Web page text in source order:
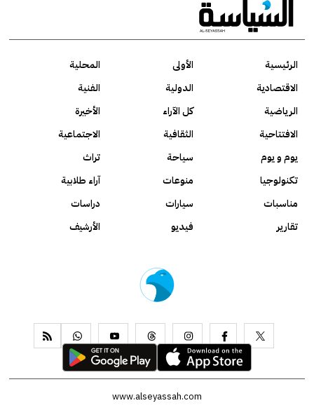
الرئيسية الأولى
المحلية
الاقتصادية
الدولية
الفنية
الرياضية
كل الآراء
الأخيرة
الافتتاحية
الثقافية
الاجتماعية
يوم و يوم
سياحة
تراث
تكنولوجيا
منوعات
آراء طلابية
مناسبات
سيارات
دراسات
تقارير
فيديو الأرشيف
www.alseyassah.com